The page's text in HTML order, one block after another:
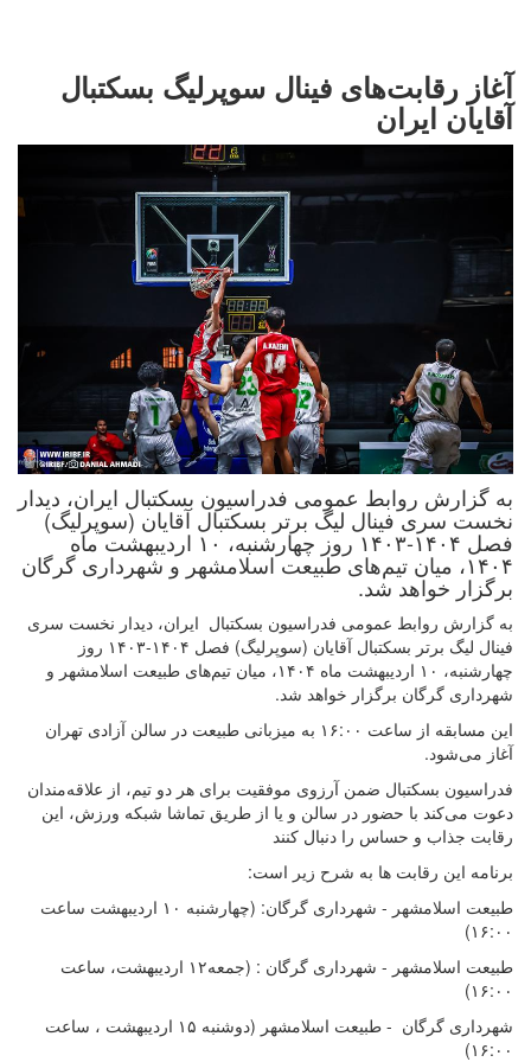
آغاز رقابت‌های فینال سوپرلیگ بسکتبال
آقایان ایران
به گزارش روابط عمومی فدراسیون بسکتبال ایران، دیدار
نخست سری فینال لیگ برتر بسکتبال آقایان (سوپرلیگ)
فصل ۱۴۰۴-۱۴۰۳ روز چهارشنبه، ۱۰ اردیبهشت ماه
۱۴۰۴، میان تیم‌های طبیعت اسلامشهر و شهرداری گرگان
برگزار خواهد شد.
به گزارش روابط عمومی فدراسیون بسکتبال ایران، دیدار نخست سری
فینال لیگ برتر بسکتبال آقایان (سوپرلیگ) فصل ۱۴۰۴-۱۴۰۳ روز
چهارشنبه، ۱۰ اردیبهشت ماه ۱۴۰۴، میان تیم‌های طبیعت اسلامشهر و
شهرداری گرگان برگزار خواهد شد.
این مسابقه از ساعت ۱۶:۰۰ به میزبانی طبیعت در سالن آزادی تهران
آغاز می‌شود.
فدراسیون بسکتبال ضمن آرزوی موفقیت برای هر دو تیم، از علاقه‌مندان
دعوت می‌کند با حضور در سالن و یا از طریق تماشا شبکه ورزش، این
رقابت جذاب و حساس را دنبال کنند
برنامه این رقابت ها به شرح زیر است:
طبیعت اسلامشهر - شهرداری گرگان: (چهارشنبه ۱۰ اردیبهشت ساعت
۱۶:۰۰)
طبیعت اسلامشهر - شهرداری گرگان : (جمعه۱۲ اردیبهشت، ساعت
۱۶:۰۰)
شهرداری گرگان - طبیعت اسلامشهر (دوشنبه ۱۵ اردیبهشت ، ساعت
۱۶:۰۰)